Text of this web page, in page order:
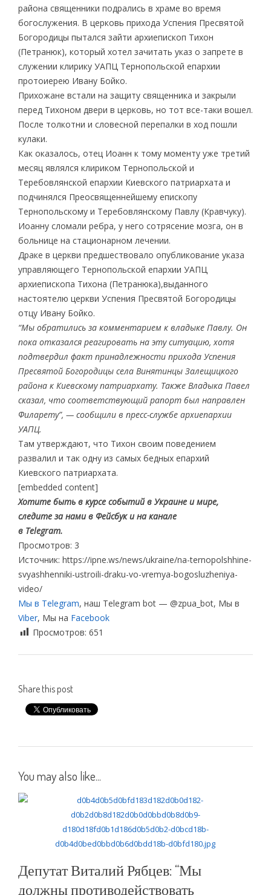
района священники подрались в храме во время
богослужения. В церковь прихода Успения Пресвятой
Богородицы пытался зайти архиепископ Тихон
(Петранюк), который хотел зачитать указ о запрете в
служении клирику УАПЦ Тернопольской епархии
протоиерею Ивану Бойко.
Прихожане встали на защиту священника и закрыли
перед Тихоном двери в церковь, но тот все-таки вошел.
После толкотни и словесной перепалки в ход пошли
кулаки.
Как оказалось, отец Иоанн к тому моменту уже третий
месяц являлся клириком Тернопольской и
Теребовлянской епархии Киевского патриархата и
подчинялся Преосвященнейшему епископу
Тернопольскому и Теребовлянскому Павлу (Кравчуку).
Иоанну сломали ребра, у него сотрясение мозга, он в
больнице на стационарном лечении.
Драке в церкви предшествовало опубликование указа
управляющего Тернопольской епархии УАПЦ
архиепископа Тихона (Петранюка),выданного
настоятелю церкви Успения Пресвятой Богородицы
отцу Ивану Бойко.
“Мы обратились за комментарием к владыке Павлу. Он
пока отказался реагировать на эту ситуацию, хотя
подтвердил факт принадлежности прихода Успения
Пресвятой Богородицы села Винятинцы Залещицкого
района к Киевскому патриархату. Также Владыка Павел
сказал, что соответствующий рапорт был направлен
Филарету”, — сообщили в пресс-службе архиепархии
УАПЦ.
Там утверждают, что Тихон своим поведением
развалил и так одну из самых бедных епархий
Киевского патриархата.
[embedded content]
Хотите быть в курсе событий в Украине и мире,
следите за нами в Фейсбук и на канале
в Telegram.
Просмотров: 3
Источник: https://ipne.ws/news/ukraine/na-ternopolshhine-
svyashhenniki-ustroili-draku-vo-vremya-bogosluzheniya-
video/
Мы в Telegram, наш Telegram bot — @zpua_bot, Мы в
Viber, Мы на Facebook
Просмотров: 651
Share this post
You may also like...
Депутат Виталий Рябцев: “Мы
должны противодействовать